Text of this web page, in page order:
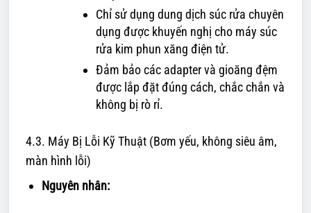
Chỉ sử dụng dung dịch súc rửa chuyên
dụng được khuyến nghị cho máy súc
rửa kim phun xăng điện tử.
Đảm bảo các adapter và gioăng đệm
được lắp đặt đúng cách, chắc chắn và
không bị rò rỉ.
4.3. Máy Bị Lỗi Kỹ Thuật (Bơm yếu, không siêu âm,
màn hình lỗi)
Nguyên nhân: